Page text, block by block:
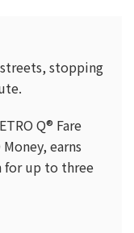
stopping
Q® Fare
Money, earns
for up to three